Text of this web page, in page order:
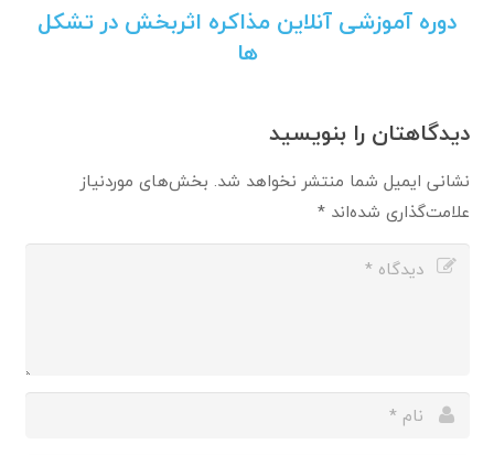
دوره آموزشی آنلاین مذاکره اثربخش در تشکل
ها
دیدگاهتان را بنویسید
نشانی ایمیل شما منتشر نخواهد شد. بخش‌های موردنیاز
علامت‌گذاری شده‌اند*